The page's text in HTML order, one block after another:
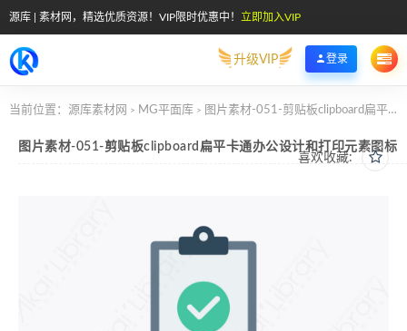
源库 | 素材网，精选优质资源！VIP限时优惠中！ 立即加入VIP
升级VIP 登录
当前位置： 源库素材网 > MG平面库 > 图片素材-051-剪贴板clipboard扁平卡通办公设计和打印元素图标
喜欢收藏:
图片素材-051-剪贴板clipboard扁平卡通办公设计和打印元素图标